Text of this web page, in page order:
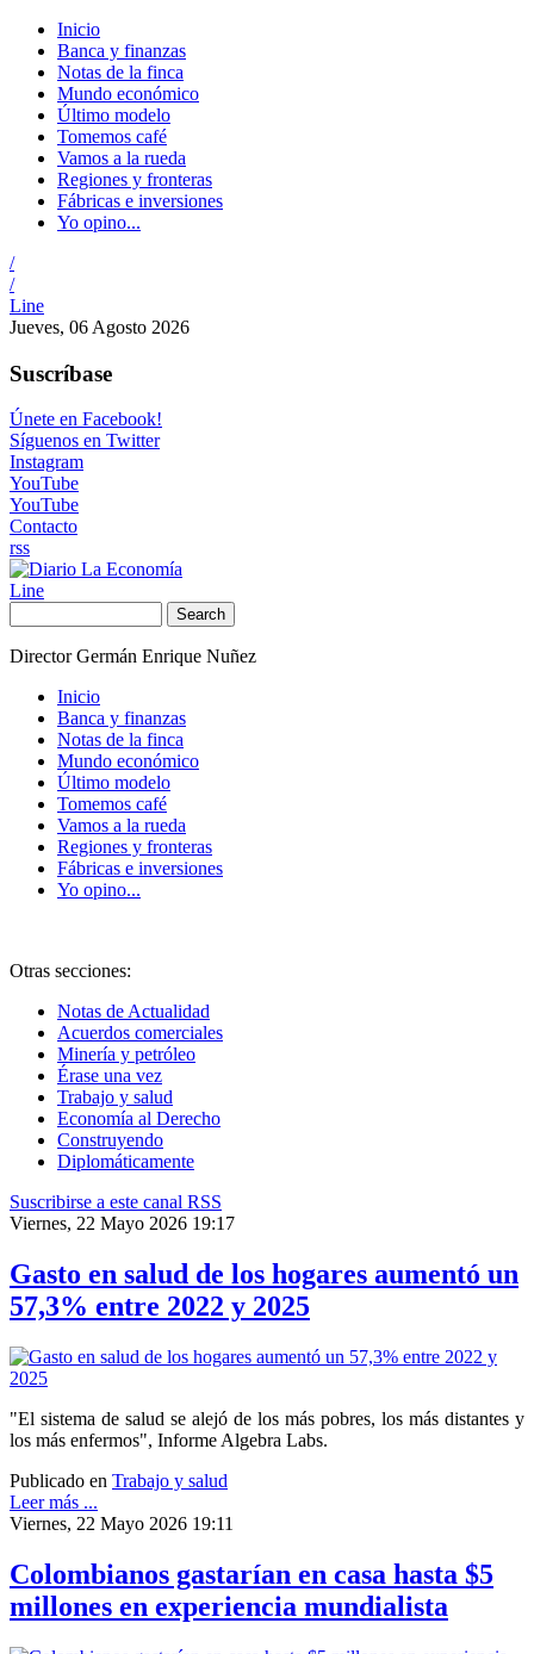
Inicio
Banca y finanzas
Notas de la finca
Mundo económico
Último modelo
Tomemos café
Vamos a la rueda
Regiones y fronteras
Fábricas e inversiones
Yo opino...
/
/
Line
Jueves, 06 Agosto 2026
Suscríbase
Únete en Facebook!
Síguenos en Twitter
Instagram
YouTube
YouTube
Contacto
rss
Line
Search
Director Germán Enrique Nuñez
Inicio
Banca y finanzas
Notas de la finca
Mundo económico
Último modelo
Tomemos café
Vamos a la rueda
Regiones y fronteras
Fábricas e inversiones
Yo opino...
Otras secciones:
Notas de Actualidad
Acuerdos comerciales
Minería y petróleo
Érase una vez
Trabajo y salud
Economía al Derecho
Construyendo
Diplomáticamente
Suscribirse a este canal RSS
Viernes, 22 Mayo 2026 19:17
Gasto en salud de los hogares aumentó un
57,3% entre 2022 y 2025
"El sistema de salud se alejó de los más pobres, los más distantes y
los más enfermos", Informe Algebra Labs.
Publicado en Trabajo y salud
Leer más ...
Viernes, 22 Mayo 2026 19:11
Colombianos gastarían en casa hasta $5
millones en experiencia mundialista